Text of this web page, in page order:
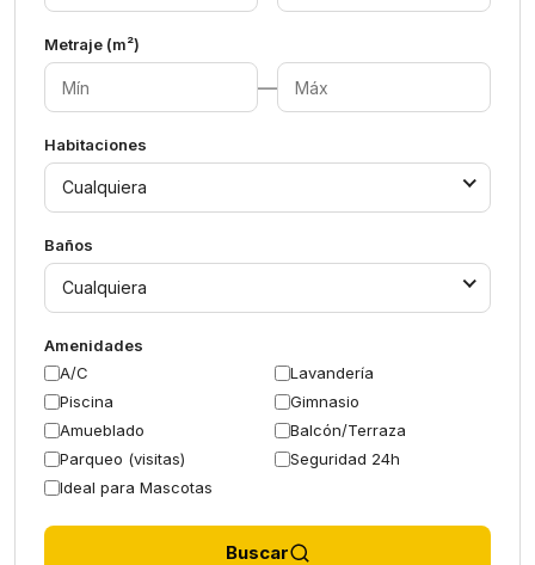
Metraje (m²)
—
Habitaciones
Cualquiera
Baños
Cualquiera
Amenidades
A/C
Lavandería
Piscina
Gimnasio
Amueblado
Balcón/Terraza
Parqueo (visitas)
Seguridad 24h
Ideal para Mascotas
Buscar